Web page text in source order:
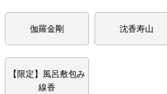
伽羅金剛 沈香寿山
【限定】風呂敷包み
線香